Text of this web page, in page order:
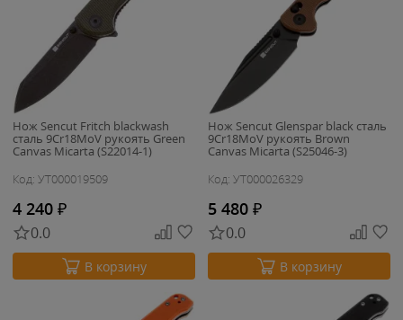
Нож Sencut Fritch blackwash
сталь 9Cr18MoV рукоять Green
Canvas Micarta (S22014-1)
Код: УТ000019509
4 240 ₽
0.0
В корзину
Нож Sencut Glenspar black сталь
9Cr18MoV рукоять Brown
Canvas Micarta (S25046-3)
Код: УТ000026329
5 480 ₽
0.0
В корзину